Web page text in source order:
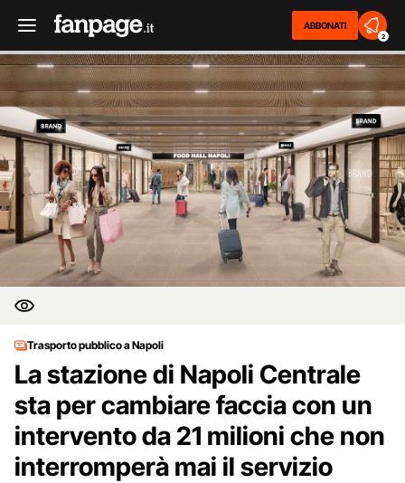
ABBONATI
2
Trasporto pubblico a Napoli
La stazione di Napoli Centrale
sta per cambiare faccia con un
intervento da 21 milioni che non
interromperà mai il servizio